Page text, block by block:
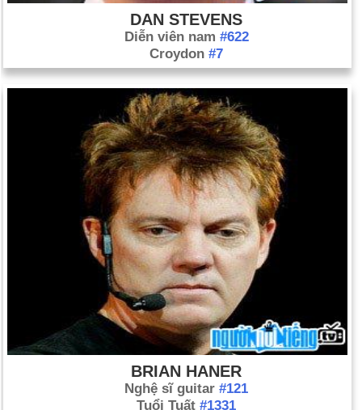
DAN STEVENS
Diễn viên nam #622
Croydon #7
BRIAN HANER
Nghệ sĩ guitar #121
Tuổi Tuất #1331